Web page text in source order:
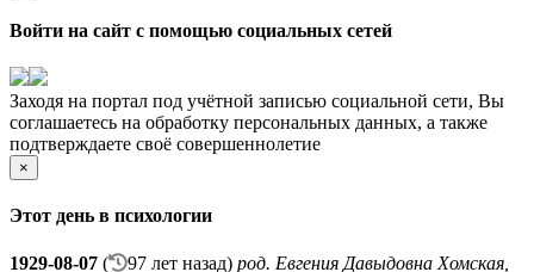
Войти на сайт с помощью социальных сетей
Заходя на портал под учётной записью социальной сети, Вы
соглашаетесь на обработку персональных данных, а также
подтверждаете своё совершеннолетие
×
Этот день в психологии
1929-08-07 ( 97 лет назад) род. Евгения Давыдовна Хомская,